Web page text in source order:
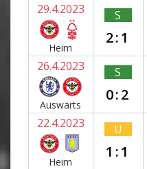
29.4.2023
Heim
S
2:1
26.4.2023
Auswärts
S
0:2
22.4.2023
Heim
U
1:1